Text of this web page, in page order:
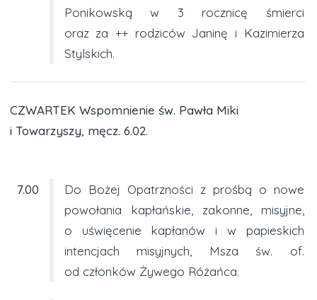
Ponikowską w 3 rocznicę śmierci
oraz za ++ rodziców Janinę i Kazimierza
Stylskich.
CZWARTEK Wspomnienie św. Pawła Miki
i Towarzyszy, męcz. 6.02.
7.00
Do Bożej Opatrzności z prośbą o nowe
powołania kapłańskie, zakonne, misyjne,
o uświęcenie kapłanów i w papieskich
intencjach misyjnych, Msza św. of.
od członków Żywego Różańca.